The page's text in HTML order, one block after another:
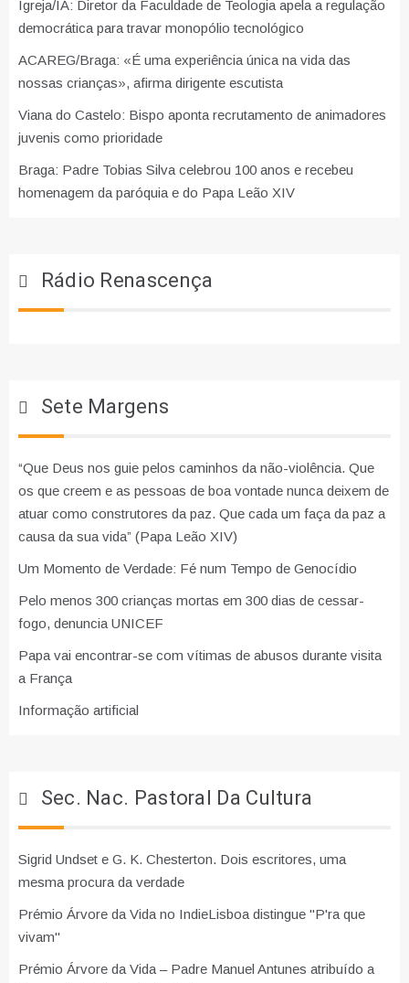
Igreja/IA: Diretor da Faculdade de Teologia apela a regulação
democrática para travar monopólio tecnológico
ACAREG/Braga: «É uma experiência única na vida das
nossas crianças», afirma dirigente escutista
Viana do Castelo: Bispo aponta recrutamento de animadores
juvenis como prioridade
Braga: Padre Tobias Silva celebrou 100 anos e recebeu
homenagem da paróquia e do Papa Leão XIV
Rádio Renascença
Sete Margens
“Que Deus nos guie pelos caminhos da não-violência. Que
os que creem e as pessoas de boa vontade nunca deixem de
atuar como construtores da paz. Que cada um faça da paz a
causa da sua vida” (Papa Leão XIV)
Um Momento de Verdade: Fé num Tempo de Genocídio
Pelo menos 300 crianças mortas em 300 dias de cessar-
fogo, denuncia UNICEF
Papa vai encontrar-se com vítimas de abusos durante visita
a França
Informação artificial
Sec. Nac. Pastoral Da Cultura
Sigrid Undset e G. K. Chesterton. Dois escritores, uma
mesma procura da verdade
Prémio Árvore da Vida no IndieLisboa distingue "P'ra que
vivam"
Prémio Árvore da Vida – Padre Manuel Antunes atribuído a